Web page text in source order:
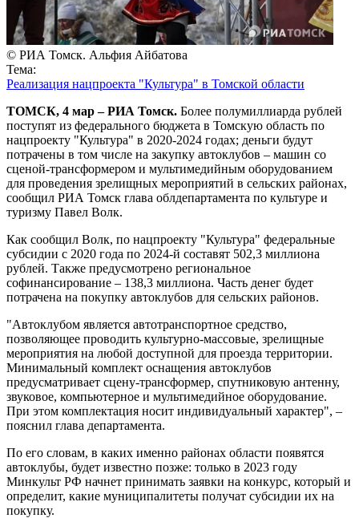
© РИА Томск. Альфия Айбатова
Тема:
Реализация нацпроекта "Культура" в Томской области
ТОМСК, 4 мар – РИА Томск. Более полумиллиарда рублей
поступят из федерального бюджета в Томскую область по
нацпроекту "Культура" в 2020-2024 годах; деньги будут
потрачены в том числе на закупку автоклубов – машин со
сценой-трансформером и мультимедийным оборудованием
для проведения зрелищных мероприятий в сельских районах,
сообщил РИА Томск глава облдепартамента по культуре и
туризму Павел Волк.
Как сообщил Волк, по нацпроекту "Культура" федеральные
субсидии с 2020 года по 2024-й составят 502,3 миллиона
рублей. Также предусмотрено региональное
софинансирование – 138,3 миллиона. Часть денег будет
потрачена на покупку автоклубов для сельских районов.
"Автоклубом является автотранспортное средство,
позволяющее проводить культурно-массовые, зрелищные
мероприятия на любой доступной для проезда территории.
Минимальный комплект оснащения автоклубов
предусматривает сцену-трансформер, спутниковую антенну,
звуковое, компьютерное и мультимедийное оборудование.
При этом комплектация носит индивидуальный характер", –
пояснил глава департамента.
По его словам, в каких именно районах области появятся
автоклубы, будет известно позже: только в 2023 году
Минкульт РФ начнет принимать заявки на конкурс, который и
определит, какие муниципалитеты получат субсидии их на
покупку.